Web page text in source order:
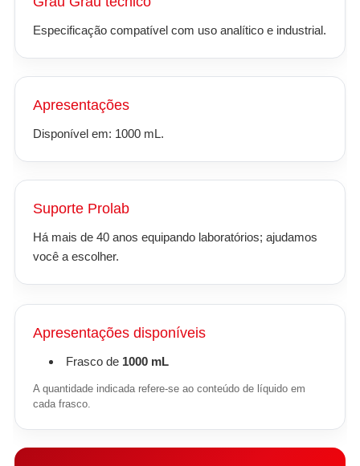
Especificação compatível com uso analítico e industrial.
Apresentações
Disponível em: 1000 mL.
Suporte Prolab
Há mais de 40 anos equipando laboratórios; ajudamos
você a escolher.
Apresentações disponíveis
Frasco de 1000 mL
A quantidade indicada refere-se ao conteúdo de líquido em
cada frasco.